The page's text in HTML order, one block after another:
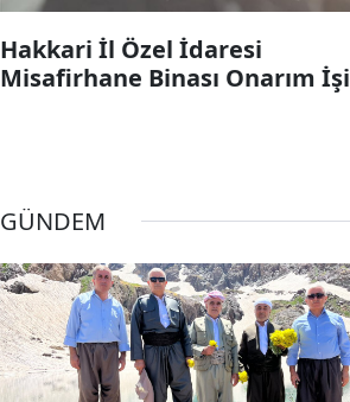
Hakkari İl Özel İdaresi
Misafirhane Binası Onarım İşi
GÜNDEM